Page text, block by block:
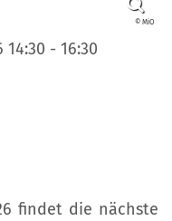
© MiO
- 16:30
findet die nächste